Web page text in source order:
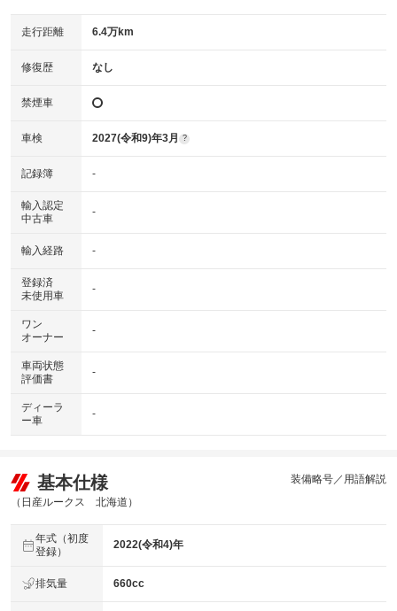
走行距離 6.4万km
修復歴 なし
禁煙車
車検 2027(令和9)年3月 ?
記録簿 -
輸入認定
中古車
-
輸入経路 -
登録済
未使用車
-
ワン
オーナー
-
車両状態
評価書
-
ディーラ
ー車
-
基本仕様
（日産ルークス 北海道）
装備略号／用語解説
年式（初度
登録）
2022(令和4)年
排気量 660cc